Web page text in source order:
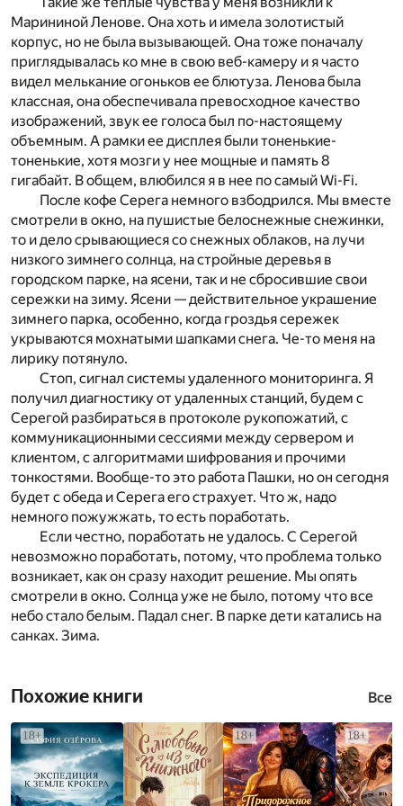
Марининой Ленове. Она хоть и имела золотистый
корпус, но не была вызывающей. Она тоже поначалу
приглядывалась ко мне в свою веб-камеру и я часто
видел мелькание огоньков ее блютуза. Ленова была
классная, она обеспечивала превосходное качество
изображений, звук ее голоса был по-настоящему
объемным. А рамки ее дисплея были тоненькие-
тоненькие, хотя мозги у нее мощные и память 8
гигабайт. В общем, влюбился я в нее по самый Wi-Fi.
После кофе Серега немного взбодрился. Мы вместе
смотрели в окно, на пушистые белоснежные снежинки,
то и дело срывающиеся со снежных облаков, на лучи
низкого зимнего солнца, на стройные деревья в
городском парке, на ясени, так и не сбросившие свои
сережки на зиму. Ясени — действительное украшение
зимнего парка, особенно, когда гроздья сережек
укрываются мохнатыми шапками снега. Че-то меня на
лирику потянуло.
Стоп, сигнал системы удаленного мониторинга. Я
получил диагностику от удаленных станций, будем с
Серегой разбираться в протоколе рукопожатий, с
коммуникационными сессиями между сервером и
клиентом, с алгоритмами шифрования и прочими
тонкостями. Вообще-то это работа Пашки, но он сегодня
будет с обеда и Серега его страхует. Что ж, надо
немного пожужжать, то есть поработать.
Если честно, поработать не удалось. С Серегой
невозможно поработать, потому, что проблема только
возникает, как он сразу находит решение. Мы опять
смотрели в окно. Солнца уже не было, потому что все
небо стало белым. Падал снег. В парке дети катались на
санках. Зима.
Похожие книги Все